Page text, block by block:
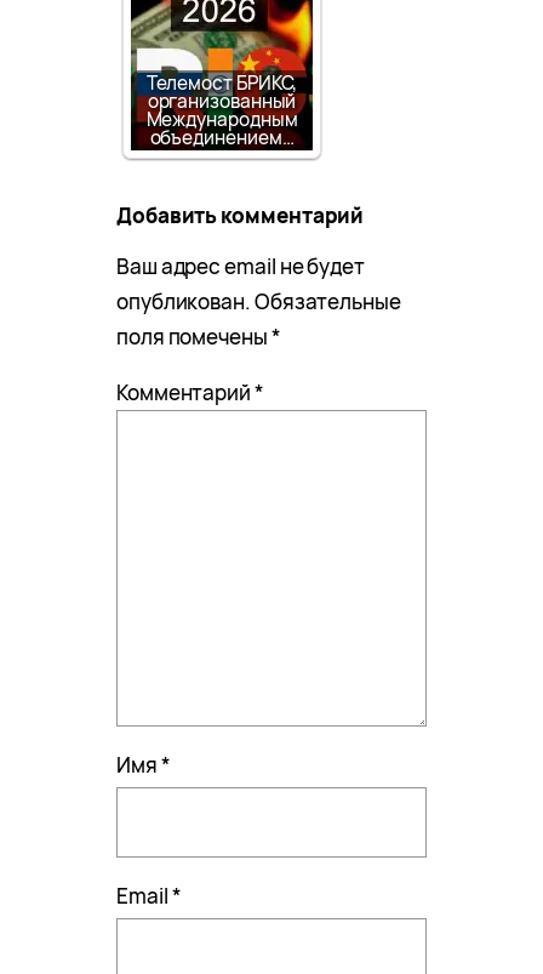
Телемост БРИКС,
организованный
Международным
объединением…
Добавить комментарий
Ваш адрес email не будет
опубликован.Обязательные
поля помечены*
Комментарий*
Имя*
Email*